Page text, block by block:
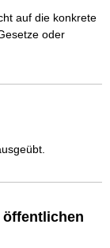
auf die konkrete
oder
öffentlichen